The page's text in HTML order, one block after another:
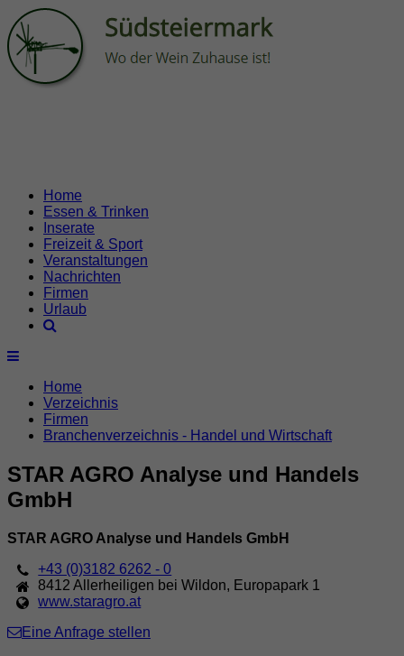
Home
Essen & Trinken
Inserate
Freizeit & Sport
Veranstaltungen
Nachrichten
Firmen
Urlaub
Home
Verzeichnis
Firmen
Branchenverzeichnis - Handel und Wirtschaft
STAR AGRO Analyse und Handels
GmbH
STAR AGRO Analyse und Handels GmbH
+43 (0)3182 6262 - 0
8412 Allerheiligen bei Wildon, Europapark 1
www.staragro.at
Eine Anfrage stellen